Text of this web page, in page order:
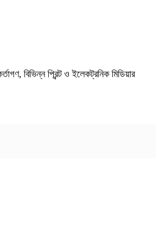
বিভিন্ন প্রিন্ট ও ইলেকট্রনিক মিডিয়ার